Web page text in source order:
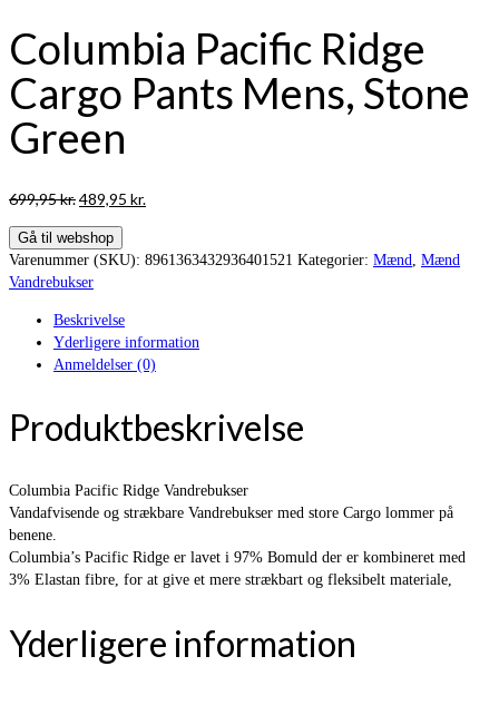
Columbia Pacific Ridge
Cargo Pants Mens, Stone
Green
699,95kr.Den
pris
var:
699,95 kr..
489,95 kr.
er:
Gå til webshop
Varenummer (SKU): 8961363432936401521 Kategorier: Mænd
Mænd
Vandrebukser
Beskrivelse
Yderligere information
Anmeldelser (0)
Produktbeskrivelse
Columbia Pacific Ridge Vandrebukser
Vandafvisende og strækbare Vandrebukser med store Cargo lommer på
benene.
Columbia’s Pacific Ridge er lavet i 97% Bomuld der er kombineret med
3% Elastan fibre, for at give et mere strækbart og fleksibelt materiale,
Yderligere information